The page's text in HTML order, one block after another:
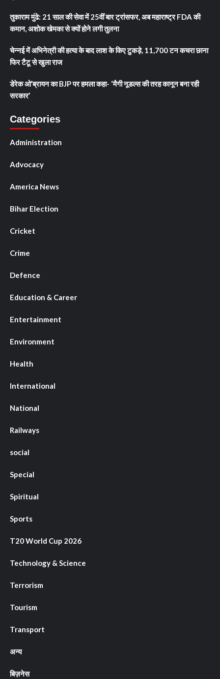
तुकाराम मुंढे: 21 साल की सेवा में 25वीं बार ट्रांसफर, अब महाराष्ट्र FDA की
कमान, अशोक खेमका से क्यों होने लगी तुलना
चेन्नई में अभिनेत्री की हत्या के बाद लाश के किए टुकड़े, 11,700 टन कचरा छाना
फिर टैटू से खुला राज
डेरेक ओ’ब्रायन का BJP पर हमला कहा- ‘मैगी नूडल्स की तरह कानून बना रही
सरकार’
Categories
Administration
Advocacy
America News
Bihar Election
Cricket
Crime
Defence
Education & Career
Entertainment
Environment
Health
International
National
Railways
social
Special
Spiritual
Sports
T20 World Cup 2026
Technology & Science
Terrorism
Tourism
Transport
अन्य
बिज़नेस